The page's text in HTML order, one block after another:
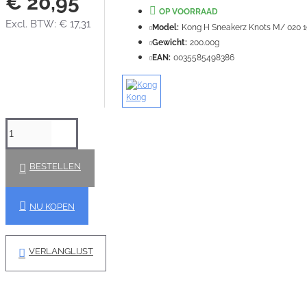
Excl. BTW: € 17,31
OP VOORRAAD
Model: Kong H Sneakerz Knots M/ 020
Gewicht: 200.00g
EAN: 0035585498386
Kong
BESTELLEN
NU KOPEN
VERLANGLIJST